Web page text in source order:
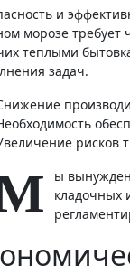
и
морозе
теплыми
задач.
рисков
ы
кладочных